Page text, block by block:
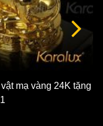
mạ vàng 24K tặng